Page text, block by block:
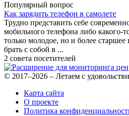
Популярный вопрос
Как зарядить телефон в самолете
Трудно представить себе
мобильного телефона либо какого-
только молодое, но и более старшее
брать с собой в ...
2 совета посетителей
© 2017–2026 – Летаем с
Карта сайта
О проекте
Политика